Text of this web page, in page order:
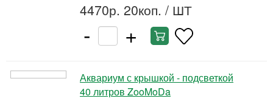
4470р. 20коп. / ШТ
- +
Аквариум с крышкой - подсветкой
40 литров ZooMoDa